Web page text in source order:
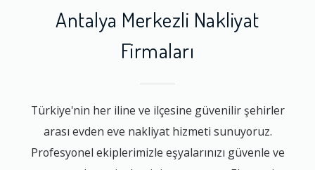
Antalya Merkezli Nakliyat
Firmaları
Türkiye'nin her iline ve ilçesine güvenilir şehirler
arası evden eve nakliyat hizmeti sunuyoruz.
Profesyonel ekiplerimizle eşyalarınızı güvenle ve